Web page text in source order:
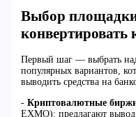
Выбор
конвертировать
Первый шаг — выбрать
популярных вариантов,
выводить средства на
- Криптовалютные
EXMO): предлагают